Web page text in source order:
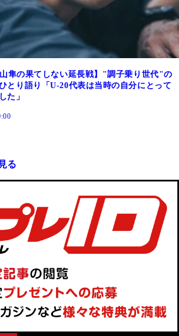
山隼の果てしない延長戦】"調子乗り世代"の
とり語り「U-20代表は当時の自分にとって
た」
る